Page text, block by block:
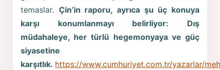
temaslar. Çin’in raporu, ayrıca şu üç konuya
karşı konumlanmayı belirliyor: Dış
müdahaleye, her türlü hegemonyaya ve güç
siyasetine
karşıtlık. https://www.cumhuriyet.com.tr/yazarlar/